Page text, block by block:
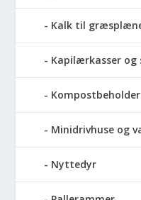
Kalk til
Kapilærkasser og
Minidrivhuse og
Nyttedyr